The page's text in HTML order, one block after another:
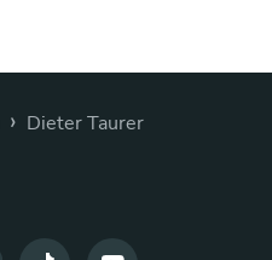
› Dieter Taurer